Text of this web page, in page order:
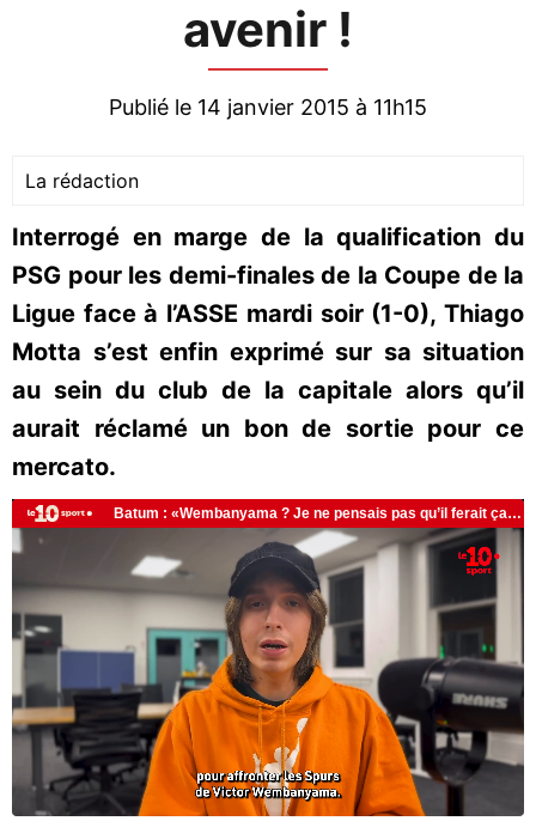
avenir !
Publié le 14 janvier 2015 à 11h15
La rédaction
Interrogé en marge de la qualification du
PSG pour les demi-finales de la Coupe de la
Ligue face à l’ASSE mardi soir (1-0), Thiago
Motta s’est enfin exprimé sur sa situation
au sein du club de la capitale alors qu’il
aurait réclamé un bon de sortie pour ce
mercato.